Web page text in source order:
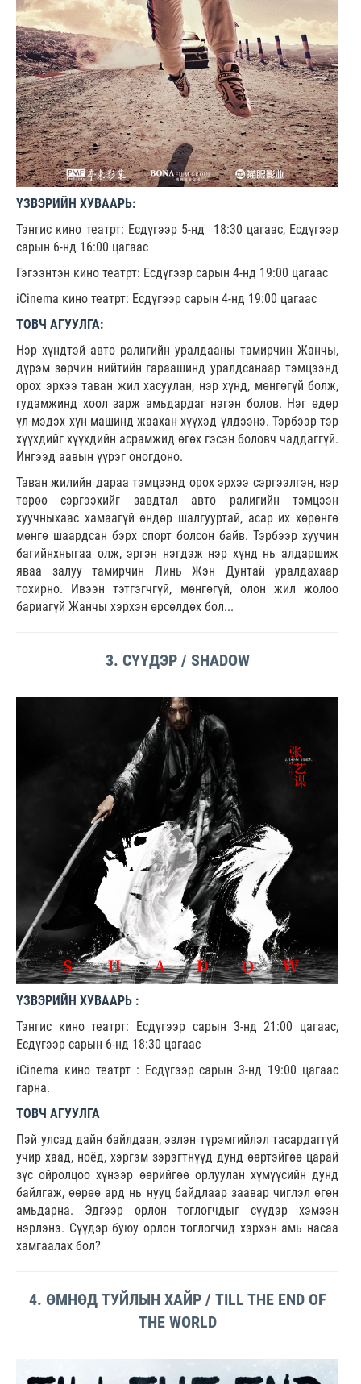
ҮЗВЭРИЙН ХУВААРЬ:
Тэнгис кино театрт: Есдүгээр 5-нд 18:30 цагаас, Есдүгээр
сарын 6-нд 16:00 цагаас
Гэгээнтэн кино театрт: Есдүгээр сарын 4-нд 19:00 цагаас
iCinema кино театрт: Есдүгээр сарын 4-нд 19:00 цагаас
ТОВЧ АГУУЛГА:
Нэр хүндтэй авто ралигийн уралдааны тамирчин Жанчы,
дүрэм зөрчин нийтийн гараашинд уралдсанаар тэмцээнд
орох эрхээ таван жил хасуулан, нэр хүнд, мөнгөгүй болж,
гудамжинд хоол зарж амьдардаг нэгэн болов. Нэг өдөр
үл мэдэх хүн машинд жаахан хүүхэд үлдээнэ. Тэрбээр тэр
хүүхдийг хүүхдийн асрамжид өгөх гэсэн боловч чаддаггүй.
Ингээд аавын үүрэг оногдоно.
Таван жилийн дараа тэмцээнд орох эрхээ сэргээлгэн, нэр
төрөө сэргээхийг завдтал авто ралигийн тэмцээн
хуучныхаас хамаагүй өндөр шалгууртай, асар их хөрөнгө
мөнгө шаардсан бэрх спорт болсон байв. Тэрбээр хуучин
багийнхныгаа олж, эргэн нэгдэж нэр хүнд нь алдаршиж
яваа залуу тамирчин Линь Жэн Дунтай уралдахаар
тохирно. Ивээн тэтгэгчгүй, мөнгөгүй, олон жил жолоо
бариагүй Жанчы хэрхэн өрсөлдөх бол...
3. СҮҮДЭР / SHADOW
ҮЗВЭРИЙН ХУВААРЬ :
Тэнгис кино театрт: Есдүгээр сарын 3-нд 21:00 цагаас,
Есдүгээр сарын 6-нд 18:30 цагаас
iCinema кино театрт : Есдүгээр сарын 3-нд 19:00 цагаас
гарна.
ТОВЧ АГУУЛГА
Пэй улсад дайн байлдаан, эзлэн түрэмгийлэл тасардаггүй
учир хаад, ноёд, хэргэм зэрэгтнүүд дунд өөртэйгөө царай
зүс ойролцоо хүнээр өөрийгөө орлуулан хүмүүсийн дунд
байлгаж, өөрөө ард нь нууц байдлаар заавар чиглэл өгөн
амьдарна. Эдгээр орлон тоглогчдыг сүүдэр хэмээн
нэрлэнэ. Сүүдэр буюу орлон тоглогчид хэрхэн амь насаа
хамгаалах бол?
4. ӨМНӨД ТУЙЛЫН ХАЙР / TILL THE END OF
THE WORLD